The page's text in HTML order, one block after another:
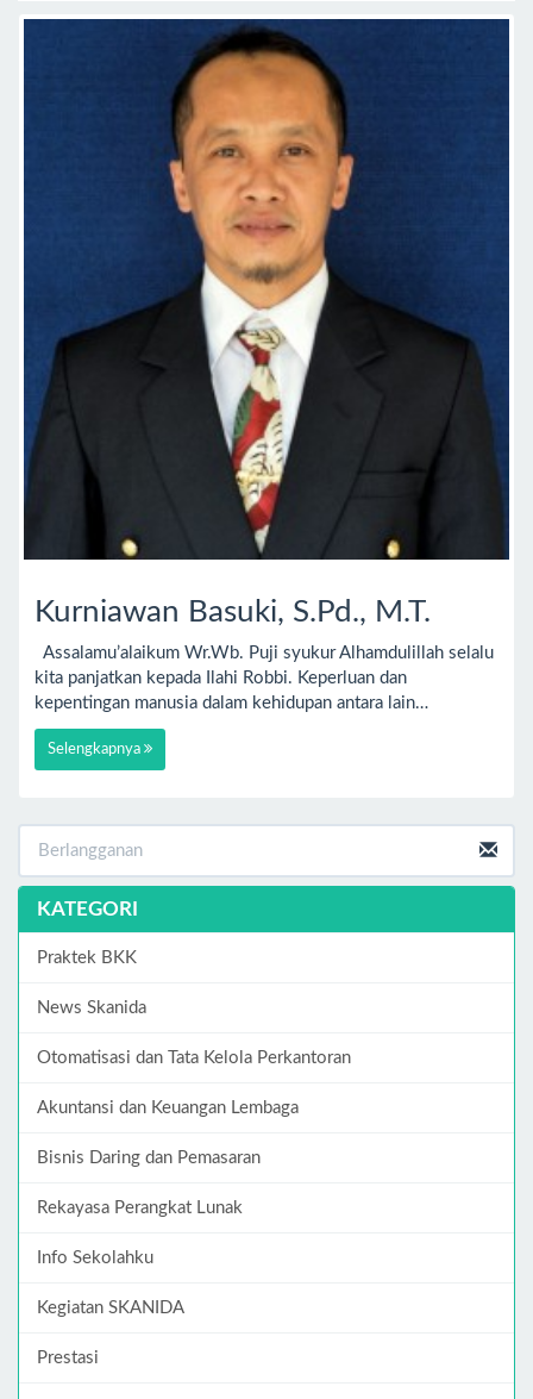
Kurniawan Basuki, S.Pd., M.T.
Assalamu’alaikum Wr.Wb. Puji syukur Alhamdulillah selalu
kita panjatkan kepada Ilahi Robbi. Keperluan dan
kepentingan manusia dalam kehidupan antara lain…
Selengkapnya
KATEGORI
Praktek BKK
News Skanida
Otomatisasi dan Tata Kelola Perkantoran
Akuntansi dan Keuangan Lembaga
Bisnis Daring dan Pemasaran
Rekayasa Perangkat Lunak
Info Sekolahku
Kegiatan SKANIDA
Prestasi